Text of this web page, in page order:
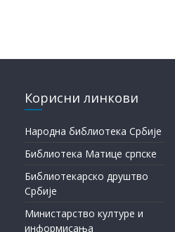
Корисни линкови
Народна библиотека Србије
Библиотека Матице српске
Библиотекарско друштво
Србије
Министарство културе и
информисања